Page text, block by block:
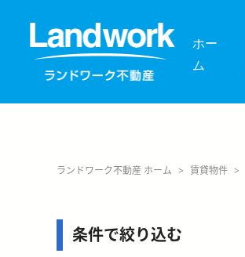
ホー
ム
ランドワーク不動産 ホーム > 賃貸物件 >
条件で絞り込む